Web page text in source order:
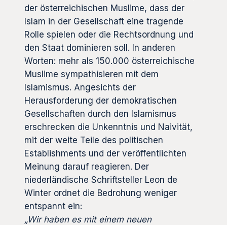
der österreichischen Muslime, dass der
Islam in der Gesellschaft eine tragende
Rolle spielen oder die Rechtsordnung und
den Staat dominieren soll. In anderen
Worten: mehr als 150.000 österreichische
Muslime sympathisieren mit dem
Islamismus. Angesichts der
Herausforderung der demokratischen
Gesellschaften durch den Islamismus
erschrecken die Unkenntnis und Naivität,
mit der weite Teile des politischen
Establishments und der veröffentlichten
Meinung darauf reagieren. Der
niederländische Schriftsteller Leon de
Winter ordnet die Bedrohung weniger
entspannt ein:
„Wir haben es mit einem neuen